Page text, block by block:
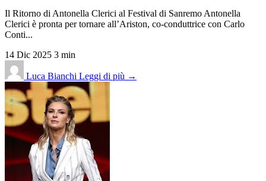
Il Ritorno di Antonella Clerici al Festival di Sanremo Antonella
Clerici è pronta per tornare all’Ariston, co-conduttrice con Carlo
Conti...
14 Dic 2025 3 min
Luca Bianchi Leggi di più →